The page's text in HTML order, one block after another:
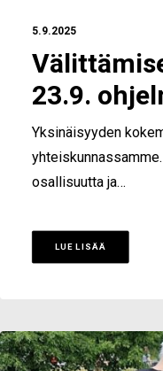
5.9.2025
23.9.
Yksinäisyyden
osallisuutta ja…
LUE LISÄÄ